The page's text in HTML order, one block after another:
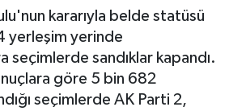
kararıyla belde statüsü
yerleşim yerinde
seçimlerde sandıklar kapandı.
göre 5 bin 682
seçimlerde AK Parti 2,
Durumu ve Fikstür